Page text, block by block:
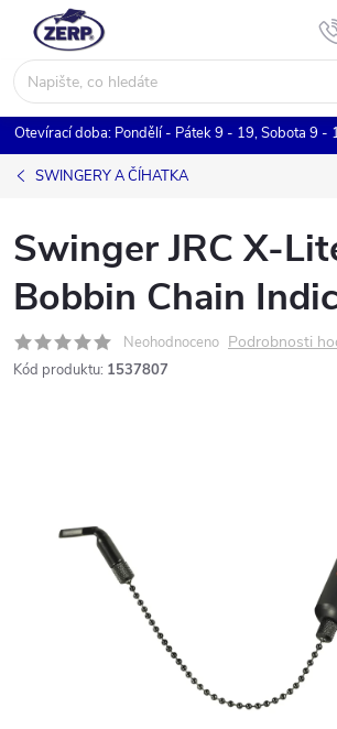
obsah
Otevírací doba: Pondělí - Pátek 9 - 19, Sobota 9 -
SWINGERY A ČÍHATKA
Swinger JRC X-
Bobbin Chain
Neohodnoceno Podrobnosti
Kód produktu: 1537807